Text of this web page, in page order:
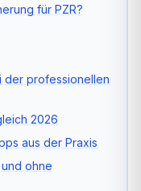
für PZR?
der professionellen
2026
aus der Praxis
ohne